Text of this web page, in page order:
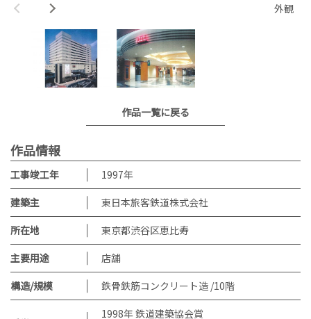
外観
作品一覧に戻る
作品情報
工事竣工年 1997年
建築主
東日本旅客鉄道株式会社
所在地
東京都渋谷区恵比寿
主要用途
店舗
構造/規模
鉄骨鉄筋コンクリート造 /10階
1998年 鉄道建築協会賞